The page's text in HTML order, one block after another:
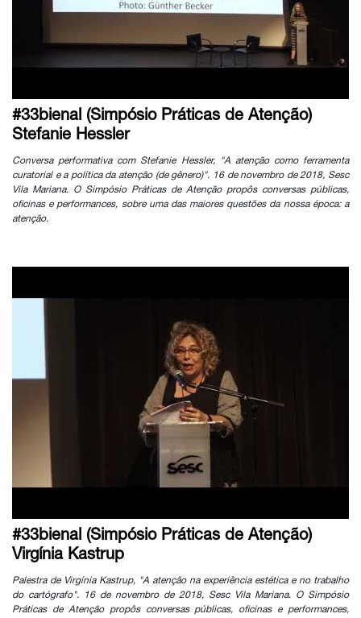
#33bienal (Simpósio Práticas de Atenção)
Stefanie Hessler
Conversa performativa com Stefanie Hessler, "A atenção como ferramenta
curatorial e a política da atenção (de gênero)". 16 de novembro de 2018, Sesc
Vila Mariana. O Simpósio Práticas de Atenção propôs conversas públicas,
oficinas e performances, sobre uma das maiores questões da nossa época: a
atenção.
#33bienal (Simpósio Práticas de Atenção)
Virgínia Kastrup
Palestra de Virgínia Kastrup, "A atenção na experiência estética e no trabalho
do cartógrafo". 16 de novembro de 2018, Sesc Vila Mariana. O Simpósio
Práticas de Atenção propôs conversas públicas, oficinas e performances,